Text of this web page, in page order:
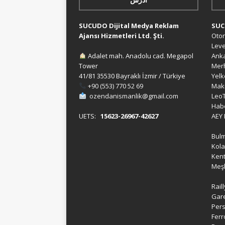
SUCUDO Dijital Medya Reklam
Ajansı Hizmetleri Ltd. Şti.
Adalet mah. Anadolu cad. Megapol
Tower
41/81 35530 Bayraklı İzmir / Türkiye
+90 (553) 770 52 69
ozendanismanlik@gmail.com
UETS: 15623-26967-42627
AEY